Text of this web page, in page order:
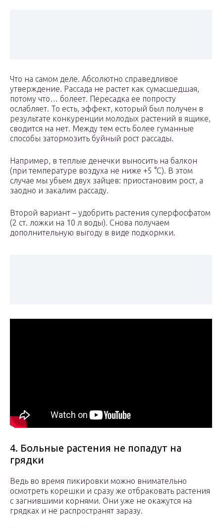
Что на самом деле. Абсолютно справедливое
утверждение. Рассада не растет как сумасшедшая,
потому что… болеет. Пересадка ее попросту
ослабляет. То есть, эффект, который был получен в
результате конкуренции молодых растений в ящике,
сводится на нет. Между тем есть более гуманные
способы затормозить буйный рост рассады.
Например, в теплые денечки выносить на балкон
(при температуре воздуха не ниже +5 °С). В этом
случае мы убьем двух зайцев: приостановим рост, а
заодно и закалим рассаду.
Второй вариант – удобрить растения суперфосфатом
(2 ст. ложки на 10 л воды). Снова получаем
дополнительную выгоду в виде подкормки.
4. Больные растения не попадут на
грядки
Ведь во время пикировки можно внимательно
осмотреть корешки и сразу же отбраковать растения
с загнившими корнями. Они уже не окажутся на
грядках и не распространят заразу.